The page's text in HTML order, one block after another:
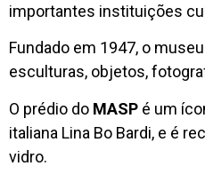
importantes instituições
Fundado em 1947, o
esculturas, objetos,
O prédio do MASP é um
italiana Lina Bo Bardi, e é
vidro.